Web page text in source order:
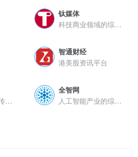
钛媒体
科技商业领域的综合信息服务平台
智通财经
港美股资讯平台
中国领先的体育传媒与产业服务平台
全智网
人工智能产业的综合服务平台